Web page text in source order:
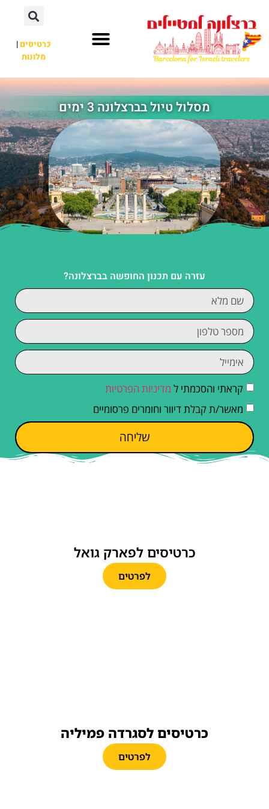
כרטיסים|
מלונות
מסלול טיול בברצלונה 3 ימים
עזרה עם תכנון החופשה בברצלונה?
קראתי והסכמתי ל מדיניות הפרטיות
מאשר/ת קבלת דיוור וחומרים פרסומיים
שליחה
כרטיסים לפארק גואל
לפרטים
כרטיסים לסגרדה פמיליה
לפרטים